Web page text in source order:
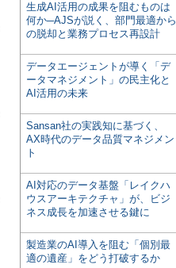
生成AI活用の成果を阻むものは
何か─AJSが説く、部門最適から
の脱却と業務プロセス再設計
データエージェントが導く「デ
ータマネジメント」の民主化と
AI活用の未来
Sansan社の実践知に基づく、
AX時代のデータ品質マネジメン
ト
AI対応のデータ基盤「レイクハ
ウスアーキテクチャ」が、ビジ
ネス成長を加速させる鍵に
製造業のAI導入を阻む「個別最
適の遺産」をどう打破するか